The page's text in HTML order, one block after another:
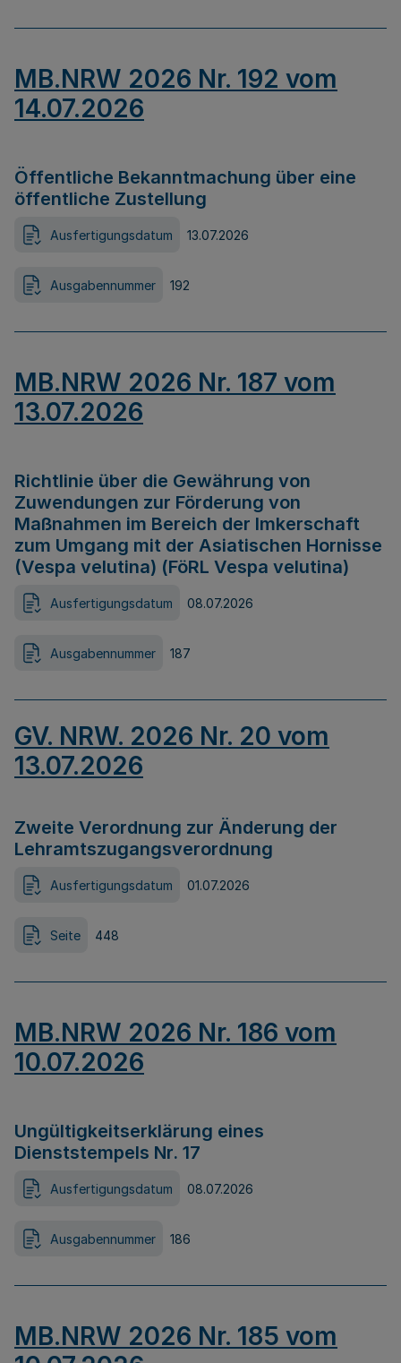
MB.NRW 2026 Nr. 192 vom
14.07.2026
Öffentliche Bekanntmachung über eine
öffentliche Zustellung
Ausfertigungsdatum 13.07.2026
Ausgabennummer 192
MB.NRW 2026 Nr. 187 vom
13.07.2026
Richtlinie über die Gewährung von
Zuwendungen zur Förderung von
Maßnahmen im Bereich der Imkerschaft
zum Umgang mit der Asiatischen Hornisse
(Vespa velutina) (FöRL Vespa velutina)
Ausfertigungsdatum 08.07.2026
Ausgabennummer 187
GV. NRW. 2026 Nr. 20 vom
13.07.2026
Zweite Verordnung zur Änderung der
Lehramtszugangsverordnung
Ausfertigungsdatum 01.07.2026
Seite 448
MB.NRW 2026 Nr. 186 vom
10.07.2026
Ungültigkeitserklärung eines
Dienststempels Nr. 17
Ausfertigungsdatum 08.07.2026
Ausgabennummer 186
MB.NRW 2026 Nr. 185 vom